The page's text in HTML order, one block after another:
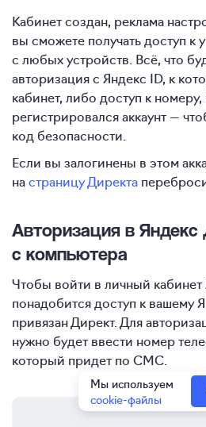
Кабинет создан, реклама
вы сможете получать доступ к
с любых устройств. Всё, что
авторизация с Яндекс ID, к
кабинет, либо доступ к
регистрировался аккаунт —
код безопасности.
Если вы залогинены в этом
настраницу Директа
Авторизация в Яндекс
с компьютера
Чтобы войти в личный
понадобится доступ к вашему
привязан Директ. Для
нужно будет ввести номер
который придет по СМС.
Мы используем
cookie-файлы